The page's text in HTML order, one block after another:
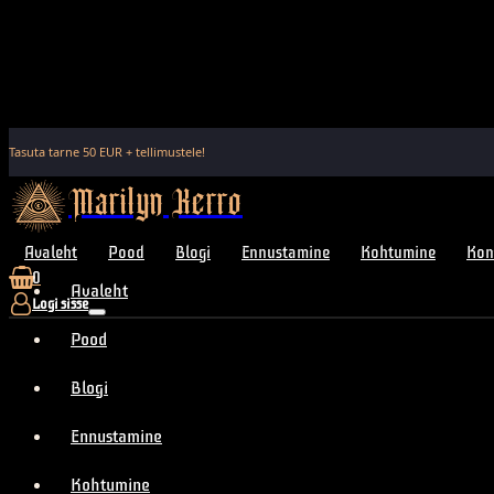
Tasuta tarne 50 EUR + tellimustele!
Marilyn Kerro
Avaleht Pood Blogi Ennustamine Kohtumine
0
Logi sisse
Avaleht
Pood
Blogi
Ennustamine
Kohtumine